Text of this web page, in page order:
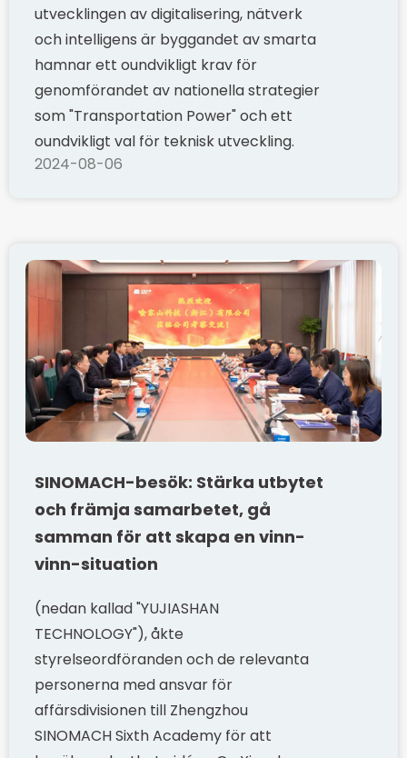
utvecklingen av digitalisering, nätverk
och intelligens är byggandet av smarta
hamnar ett oundvikligt krav för
genomförandet av nationella strategier
som "Transportation Power" och ett
oundvikligt val för teknisk utveckling.
2024-08-06
SINOMACH-besök: Stärka utbytet
och främja samarbetet, gå
samman för att skapa en vinn-
vinn-situation
(nedan kallad "YUJIASHAN
TECHNOLOGY"), åkte
styrelseordföranden och de relevanta
personerna med ansvar för
affärsdivisionen till Zhengzhou
SINOMACH Sixth Academy för att